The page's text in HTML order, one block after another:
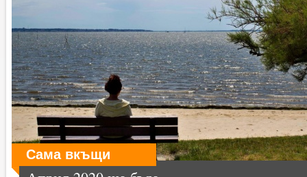
Сама вкъщи